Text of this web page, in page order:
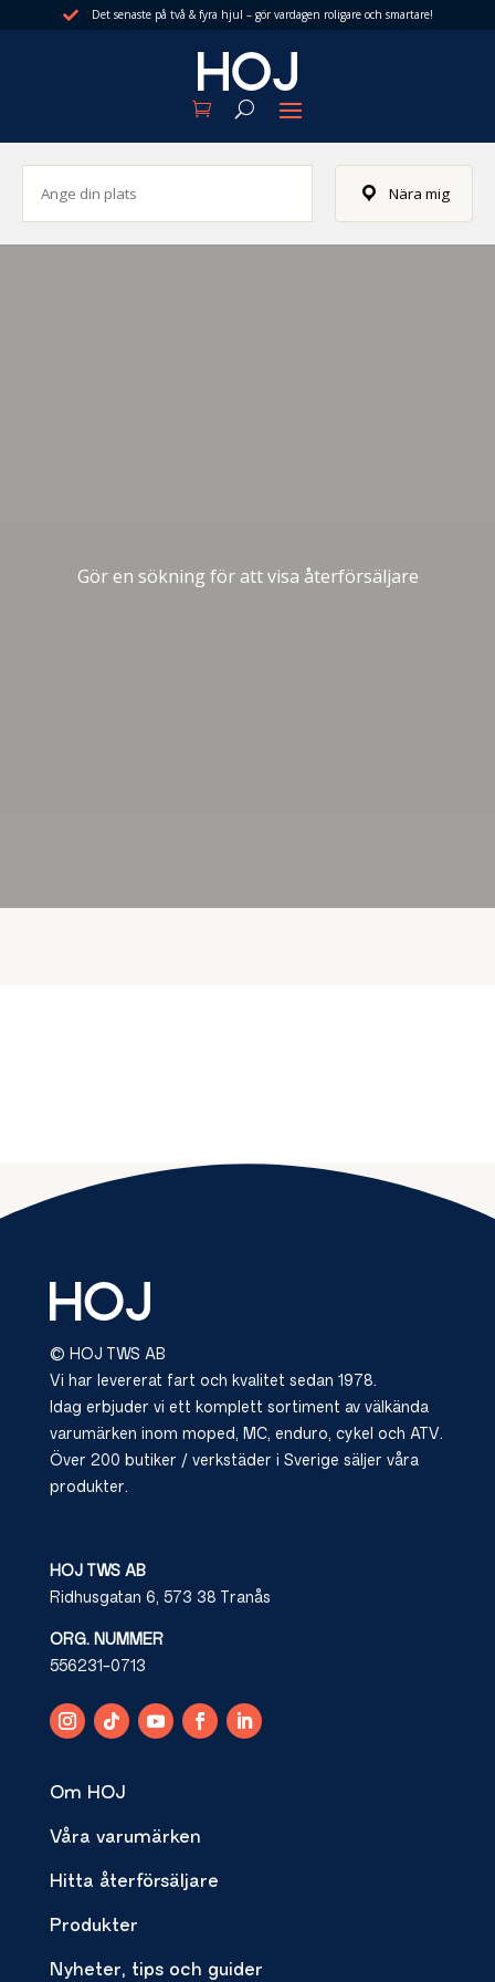
 Det senaste på två & fyra hjul – gör vardagen roligare och smartare!
Nära mig
Gör en sökning för att visa återförsäljare
© HOJ TWS AB
Vi har levererat fart och kvalitet sedan 1978.
Idag erbjuder vi ett komplett sortiment av välkända
varumärken inom moped, MC, enduro, cykel och ATV.
Över 200 butiker / verkstäder i Sverige säljer våra
produkter.
HOJ TWS AB
Ridhusgatan 6, 573 38 Tranås
ORG. NUMMER
556231-0713
Om HOJ
Våra varumärken
Hitta återförsäljare
Produkter
Nyheter, tips och guider